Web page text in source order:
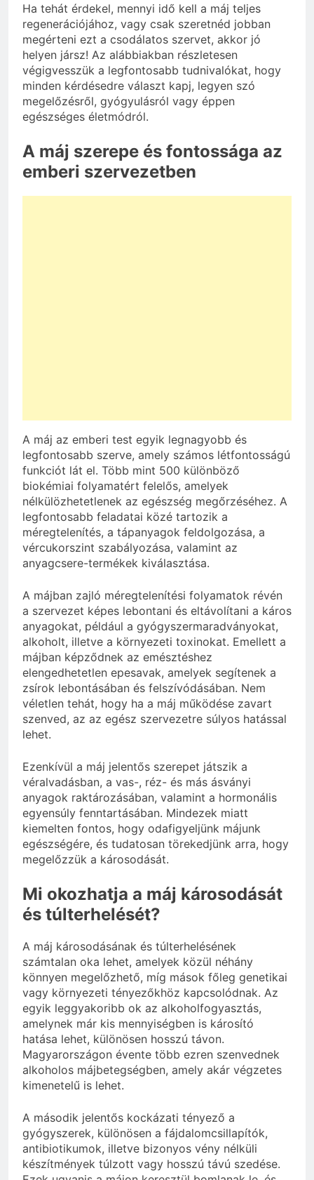
Ha tehát érdekel, mennyi idő kell a máj teljes
regenerációjához, vagy csak szeretnéd jobban
megérteni ezt a csodálatos szervet, akkor jó
helyen jársz! Az alábbiakban részletesen
végigvesszük a legfontosabb tudnivalókat, hogy
minden kérdésedre választ kapj, legyen szó
megelőzésről, gyógyulásról vagy éppen
egészséges életmódról.
A máj szerepe és fontossága az
emberi szervezetben
A máj az emberi test egyik legnagyobb és
legfontosabb szerve, amely számos létfontosságú
funkciót lát el. Több mint 500 különböző
biokémiai folyamatért felelős, amelyek
nélkülözhetetlenek az egészség megőrzéséhez. A
legfontosabb feladatai közé tartozik a
méregtelenítés, a tápanyagok feldolgozása, a
vércukorszint szabályozása, valamint az
anyagcsere-termékek kiválasztása.
A májban zajló méregtelenítési folyamatok révén
a szervezet képes lebontani és eltávolítani a káros
anyagokat, például a gyógyszermaradványokat,
alkoholt, illetve a környezeti toxinokat. Emellett a
májban képződnek az emésztéshez
elengedhetetlen epesavak, amelyek segítenek a
zsírok lebontásában és felszívódásában. Nem
véletlen tehát, hogy ha a máj működése zavart
szenved, az az egész szervezetre súlyos hatással
lehet.
Ezenkívül a máj jelentős szerepet játszik a
véralvadásban, a vas-, réz- és más ásványi
anyagok raktározásában, valamint a hormonális
egyensúly fenntartásában. Mindezek miatt
kiemelten fontos, hogy odafigyeljünk májunk
egészségére, és tudatosan törekedjünk arra, hogy
megelőzzük a károsodását.
Mi okozhatja a máj károsodását
és túlterhelését?
A máj károsodásának és túlterhelésének
számtalan oka lehet, amelyek közül néhány
könnyen megelőzhető, míg mások főleg genetikai
vagy környezeti tényezőkhöz kapcsolódnak. Az
egyik leggyakoribb ok az alkoholfogyasztás,
amelynek már kis mennyiségben is károsító
hatása lehet, különösen hosszú távon.
Magyarországon évente több ezren szenvednek
alkoholos májbetegségben, amely akár végzetes
kimenetelű is lehet.
A második jelentős kockázati tényező a
gyógyszerek, különösen a fájdalomcsillapítók,
antibiotikumok, illetve bizonyos vény nélküli
készítmények túlzott vagy hosszú távú szedése.